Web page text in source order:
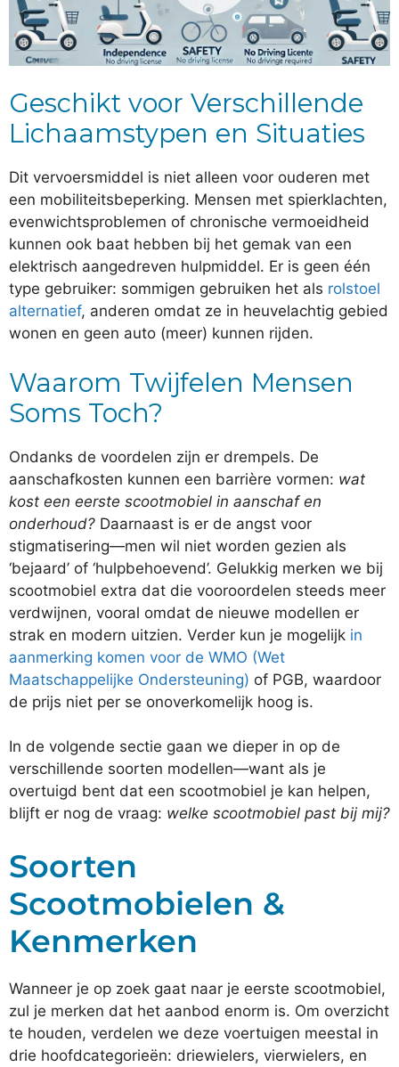
Geschikt voor Verschillende
Lichaamstypen en Situaties
Dit vervoersmiddel is niet alleen voor ouderen met
een mobiliteitsbeperking. Mensen met spierklachten,
evenwichtsproblemen of chronische vermoeidheid
kunnen ook baat hebben bij het gemak van een
elektrisch aangedreven hulpmiddel. Er is geen één
type gebruiker: sommigen gebruiken het als rolstoel
alternatief, anderen omdat ze in heuvelachtig gebied
wonen en geen auto (meer) kunnen rijden.
Waarom Twijfelen Mensen
Soms Toch?
Ondanks de voordelen zijn er drempels. De
aanschafkosten kunnen een barrière vormen: wat
kost een eerste scootmobiel in aanschaf en
onderhoud? Daarnaast is er de angst voor
stigmatisering—men wil niet worden gezien als
‘bejaard’ of ‘hulpbehoevend’. Gelukkig merken we bij
scootmobiel extra dat die vooroordelen steeds meer
verdwijnen, vooral omdat de nieuwe modellen er
strak en modern uitzien. Verder kun je mogelijk in
aanmerking komen voor de WMO (Wet
Maatschappelijke Ondersteuning) of PGB, waardoor
de prijs niet per se onoverkomelijk hoog is.
In de volgende sectie gaan we dieper in op de
verschillende soorten modellen—want als je
overtuigd bent dat een scootmobiel je kan helpen,
blijft er nog de vraag: welke scootmobiel past bij mij?
Soorten
Scootmobielen &
Kenmerken
Wanneer je op zoek gaat naar je eerste scootmobiel,
zul je merken dat het aanbod enorm is. Om overzicht
te houden, verdelen we deze voertuigen meestal in
drie hoofdcategorieën: driewielers, vierwielers, en